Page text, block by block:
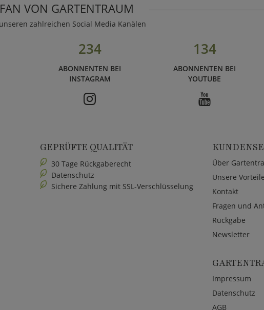
VON GARTENTRAUM
zahlreichen Social Media Kanälen
234
ABONNENTEN BEI
INSTAGRAM
134
ABONNENTEN BEI
YOUTUBE
GEPRÜFTE QUALITÄT
30 Tage Rückgaberecht
Datenschutz
Sichere Zahlung mit SSL-Verschlüsselung
Über
Unsere Vorteile
Kontakt
Fragen und
Rückgabe
Newsletter
Impressum
Datenschutz
AGB